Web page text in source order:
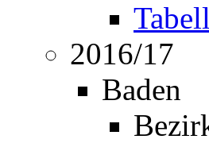
2016/17
Baden